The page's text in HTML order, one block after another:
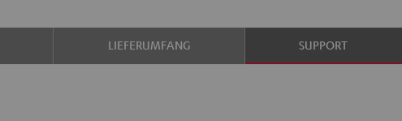
LIEFERUMFANG SUPPORT